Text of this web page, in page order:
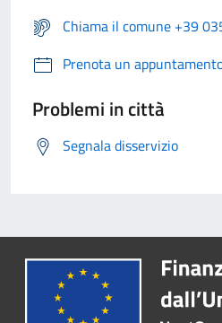
Chiama il comune +39
Prenota un
Problemi in città
Segnala disservizio